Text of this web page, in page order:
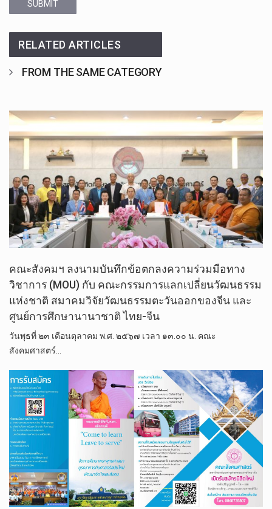
SUBMIT
RELATED ARTICLES
FROM THE SAME CATEGORY
คณะสังคมฯ ลงนามบันทึกข้อตกลงความร่วมมือทาง
วิชาการ (MOU) กับ คณะกรรมการแลกเปลี่ยนวัฒนธรรม
แห่งชาติ สมาคมวิจัยวัฒนธรรมตะวันออกของจีน และ
ศูนย์การศึกษานานาชาติ ไทย-จีน
วันพุธที่ ๒๓ เดือนตุลาคม พ.ศ. ๒๕๖๗ เวลา ๑๓.๐๐ น. คณะ
สังคมศาสตร์…